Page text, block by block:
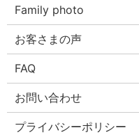
Family photo
お客さまの声
FAQ
お問い合わせ
プライバシーポリシー